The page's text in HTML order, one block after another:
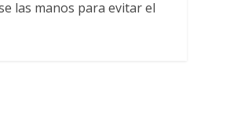
las manos para evitar el